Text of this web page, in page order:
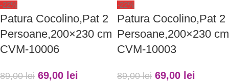
-22%
Patura Cocolino,Pat 2
Persoane,200×230 cm
CVM-10006
89,00lei 69,00 lei
-22%
Patura Cocolino,Pat 2
Persoane,200×230 cm
CVM-10003
89,00lei 69,00 lei